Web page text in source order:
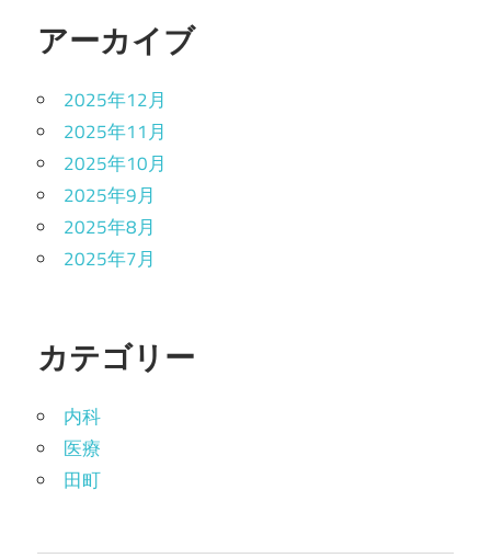
アーカイブ
2025年12月
2025年11月
2025年10月
2025年9月
2025年8月
2025年7月
カテゴリー
内科
医療
田町